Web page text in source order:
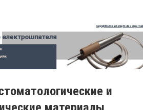
Copyright MAXXmarketing Webdesigner
и